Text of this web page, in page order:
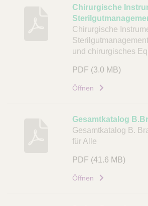
i
b
u
n
o
u
m
e
t
L
Chirurgische
Chirurgische
und chirurgisches
PDF (3.0 MB)
Öffnen
Gesamtkatalog
Gesamtkatalog B.
für Alle
PDF (41.6 MB)
Öffnen